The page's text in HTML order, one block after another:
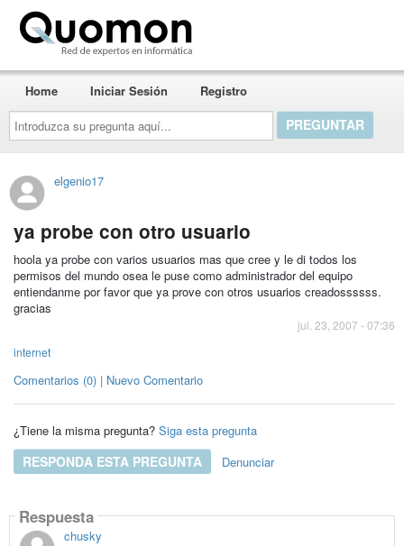
Introduzca
su
pregunta
aquí...
Home Iniciar Sesión Registro
elgenio17
ya probe con otro usuario
hoola ya probe con varios usuarios mas que cree y le di todos los
permisos del mundo osea le puse como administrador del equipo
entiendanme por favor que ya prove con otros usuarios creadossssss.
gracias
jul. 23, 2007 - 07:36
internet
Comentarios (0) | Nuevo Comentario
¿Tiene la misma pregunta? Siga esta pregunta
RESPONDA ESTA PREGUNTA Denunciar
Respuesta
chusky